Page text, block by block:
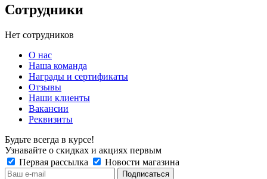
Сотрудники
Нет сотрудников
О нас
Наша команда
Награды и сертификаты
Отзывы
Наши клиенты
Вакансии
Реквизиты
Будьте всегда в курсе!
Узнавайте о скидках и акциях первым
Первая рассылка
Новости магазина